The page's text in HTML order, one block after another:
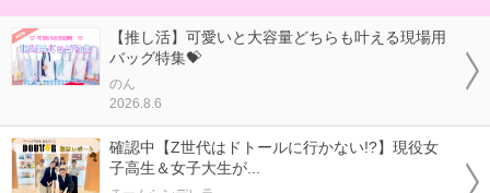
【推し活】可愛いと大容量どちらも叶える現場用
バッグ特集💝
のん
2026.8.6
確認中【Z世代はドトールに行かない!?】現役女
子高生＆女子大生が...